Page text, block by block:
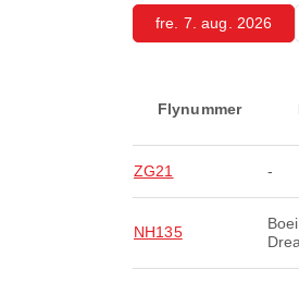
fre. 7. aug. 2026
Flynummer
ZG21 -
NH135